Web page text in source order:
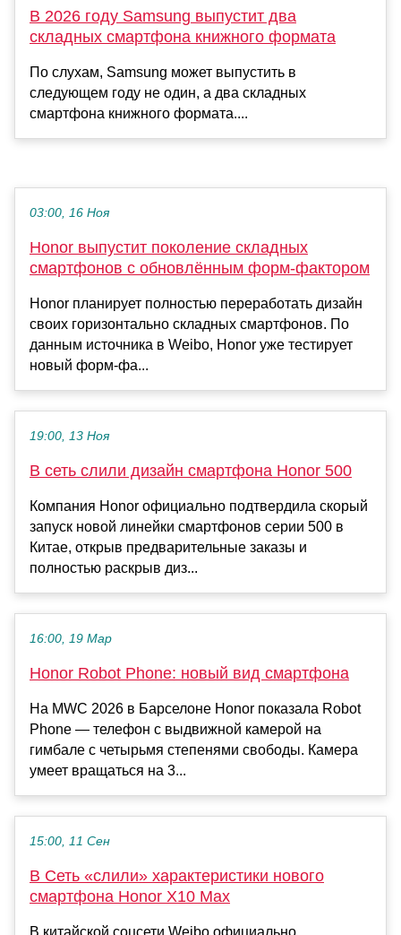
В 2026 году Samsung выпустит два
складных смартфона книжного формата
По слухам, Samsung может выпустить в
следующем году не один, а два складных
смартфона книжного формата....
03:00, 16 Ноя
Honor выпустит поколение складных
смартфонов с обновлённым форм-фактором
Honor планирует полностью переработать дизайн
своих горизонтально складных смартфонов. По
данным источника в Weibo, Honor уже тестирует
новый форм-фа...
19:00, 13 Ноя
В сеть слили дизайн смартфона Honor 500
Компания Honor официально подтвердила скорый
запуск новой линейки смартфонов серии 500 в
Китае, открыв предварительные заказы и
полностью раскрыв диз...
16:00, 19 Мар
Honor Robot Phone: новый вид смартфона
На MWC 2026 в Барселоне Honor показала Robot
Phone — телефон с выдвижной камерой на
гимбале с четырьмя степенями свободы. Камера
умеет вращаться на 3...
15:00, 11 Сен
В Сеть «слили» характеристики нового
смартфона Honor X10 Max
В китайской соцсети Weibo официально